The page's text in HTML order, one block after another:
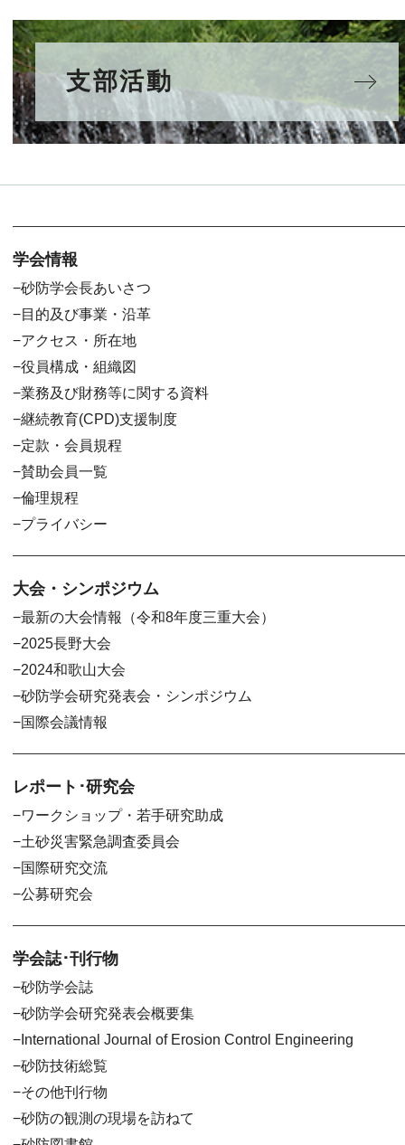
支部活動
学会情報
砂防学会長あいさつ
目的及び事業・沿革
アクセス・所在地
役員構成・組織図
業務及び財務等に関する資料
継続教育(CPD)支援制度
定款・会員規程
賛助会員一覧
倫理規程
プライバシー
大会・シンポジウム
最新の大会情報（令和8年度三重大会）
2025長野大会
2024和歌山大会
砂防学会研究発表会・シンポジウム
国際会議情報
レポート･研究会
ワークショップ・若手研究助成
土砂災害緊急調査委員会
国際研究交流
公募研究会
学会誌･刊行物
砂防学会誌
砂防学会研究発表会概要集
International Journal of Erosion Control Engineering
砂防技術総覧
その他刊行物
砂防の観測の現場を訪ねて